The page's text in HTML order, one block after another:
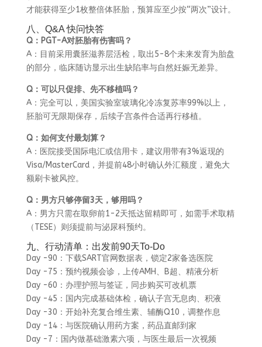
才能获得至少1枚整倍体胚胎，预算应至少按“两次”设计。
八、Q&A 快问快答
Q：PGT-A对胚胎有伤害吗？
A：目前采用囊胚滋养层活检，取出5-8个未来发育为胎盘
的部分，临床随访显示出生缺陷率与自然妊娠无差异。
Q：可以只促排、先不移植吗？
A：完全可以，美国实验室玻璃化冷冻复苏率99%以上，
胚胎可无限期保存，后续子宫条件合适再行移植。
Q：如何支付最划算？
A：医院接受国际电汇或信用卡，建议用带有3%返现的
Visa/MasterCard，并提前48小时确认外汇额度，避免大
额刷卡被风控。
Q：男方只够停留3天，够用吗？
A：男方只需在取卵前1-2天抵达留精即可，如需手术取精
（TESE）则须提前与泌尿科预约。
九、行动清单：出发前90天To-Do
Day -90：下载SART官网数据表，锁定2家备选医院
Day -75：预约视频会诊，上传AMH、B超、精液分析
Day -60：办理护照与签证，同步购买可改机票
Day -45：国内完成基础体检，确认子宫无息肉、积液
Day -30：开始补充复合维生素、辅酶Q10，调整作息
Day -14：与医院确认用药方案，药品直邮到家
Day -7：国内做基础激素六项，与医生最后一次视频